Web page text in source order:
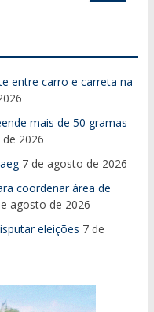
entre carro e carreta na
mais de 50 gramas
2026
7 de agosto de 2026
coordenar área de
agosto de 2026
eleições 7 de